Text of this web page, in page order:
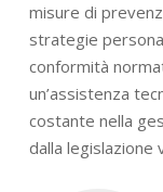
misure di
strategie
conformità
un’assistenza
costante nella
dalla legislazione